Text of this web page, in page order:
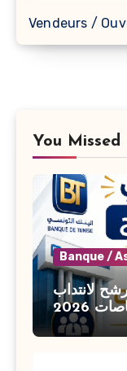
Vendeurs /
You Missed
Banque /
لانتداب
عديد الاختصاصات 2026 / Concours BT
Banque